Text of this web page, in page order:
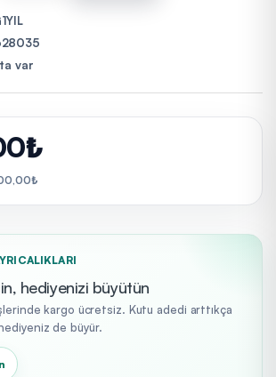
var
hediyenizi büyütün
kargo ücretsiz. Kutu adedi arttıkça
de büyür.